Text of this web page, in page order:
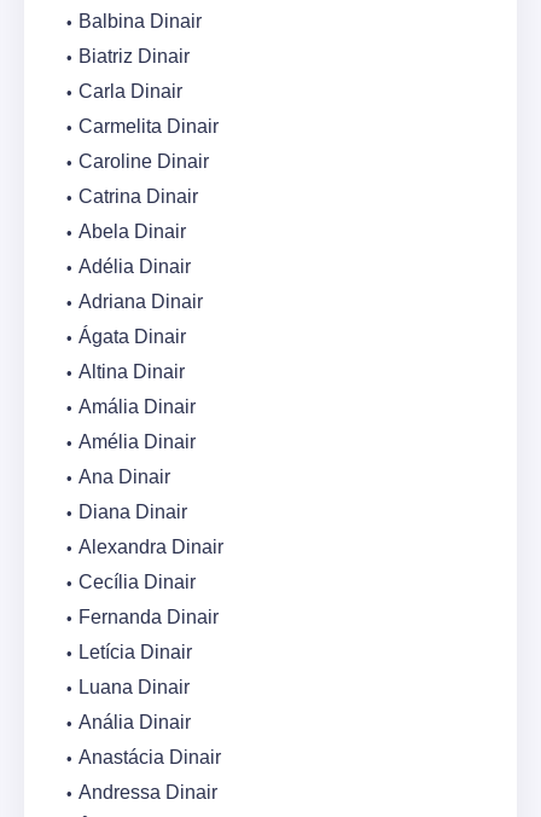
Balbina Dinair
Biatriz Dinair
Carla Dinair
Carmelita Dinair
Caroline Dinair
Catrina Dinair
Abela Dinair
Adélia Dinair
Adriana Dinair
Ágata Dinair
Altina Dinair
Amália Dinair
Amélia Dinair
Ana Dinair
Diana Dinair
Alexandra Dinair
Cecília Dinair
Fernanda Dinair
Letícia Dinair
Luana Dinair
Anália Dinair
Anastácia Dinair
Andressa Dinair